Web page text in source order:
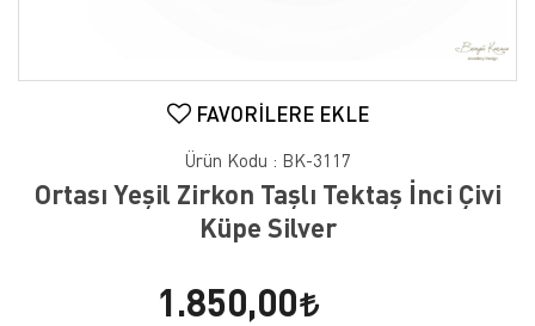
FAVORILERE EKLE
Ürün Kodu : BK-3117
Ortası Yeşil Zirkon Taşlı Tektaş İnci Çivi
Küpe Silver
1.850,00